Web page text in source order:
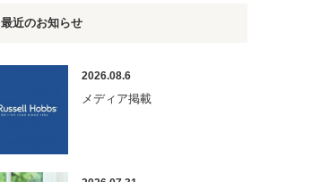
最近のお知らせ
2026.08.6
メディア掲載